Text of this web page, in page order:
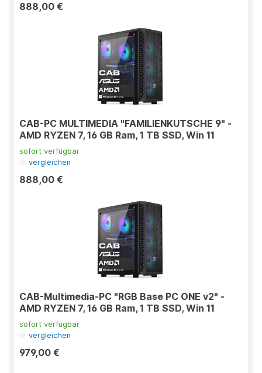
888,00 €
CAB-PC MULTIMEDIA "FAMILIENKUTSCHE 9" -
AMD RYZEN 7, 16 GB Ram, 1 TB SSD, Win 11
sofort verfügbar
vergleichen
888,00 €
CAB-Multimedia-PC "RGB Base PC ONE v2" -
AMD RYZEN 7, 16 GB Ram, 1 TB SSD, Win 11
sofort verfügbar
vergleichen
979,00 €